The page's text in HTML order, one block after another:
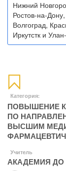
Нижний
Ростов-на-
Волгоград,
Иркутстк и
Категория:
ПОВЫШЕНИЕ
ПО
ВЫСШИМ
Учитель
АКАДЕМИЯ ДО